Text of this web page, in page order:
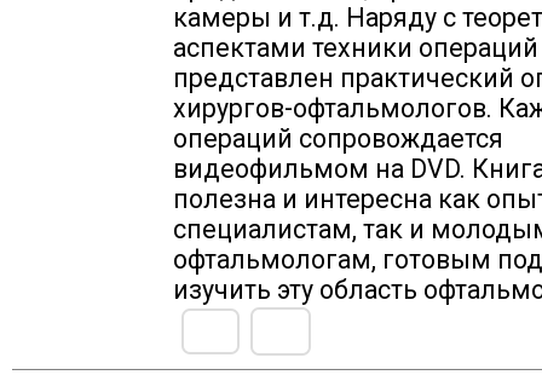
камеры и т.д. Наряду с
аспектами техники
представлен практический
хирургов-офтальмологов.
операций сопровождается
видеофильмом на DVD.
полезна и интересна как
специалистам, так и
офтальмологам, готовым
изучить эту область